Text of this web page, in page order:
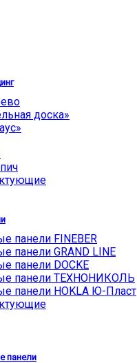
доска»
панели FINEBER
панели GRAND LINE
панели DOCKE
панели ТЕХНОНИКОЛЬ
панели HOKLA Ю-Пласт
панели